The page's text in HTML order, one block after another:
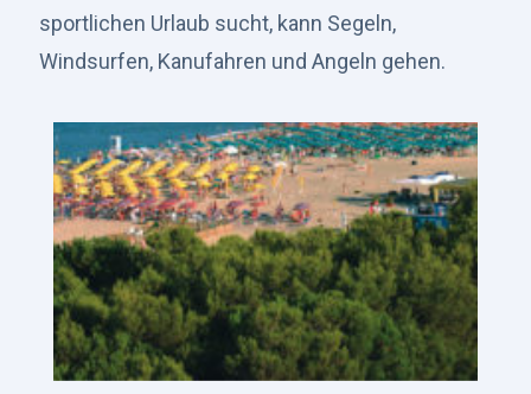
sportlichen Urlaub sucht, kann Segeln,
Windsurfen, Kanufahren und Angeln gehen.